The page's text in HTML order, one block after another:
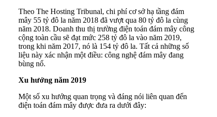
Theo The Hosting Tribunal, chi phí cơ sở hạ tầng đám
mây 55 tỷ đô la năm 2018 đã vượt qua 80 tỷ đô la cùng
năm 2018. Doanh thu thị trường điện toán đám mây công
cộng toàn cầu sẽ đạt mức 258 tỷ đô la vào năm 2019,
trong khi năm 2017, nó là 154 tỷ đô la. Tất cả những số
liệu này xác nhận một điều: công nghệ đám mây đang
bùng nổ.
Xu hướng năm 2019
Một số xu hướng quan trọng và đáng nói liên quan đến
điện toán đám mây được đưa ra dưới đây: